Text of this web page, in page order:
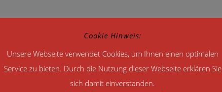
Cookie Hinweis:
Unsere Webseite verwendet Cookies, um Ihnen einen optimalen
Service zu bieten. Durch die Nutzung dieser Webseite erklären Sie
sich damit einverstanden.